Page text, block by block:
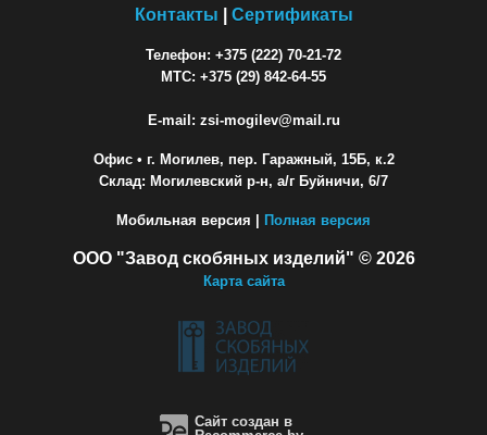
Контакты Сертификаты
Телефон: +375 (222) 70-21-72
МТС: +375 (29) 842-64-55
E-mail: zsi-mogilev@mail.ru
Офис• г. Могилев, пер. Гаражный, 15Б, к.2
Склад: Могилевский р-н, а/г Буйничи, 6/7
Мобильная версия | Полная версия
ООО "Завод скобяных изделий" © 2026
Карта сайта
Сайт создан в